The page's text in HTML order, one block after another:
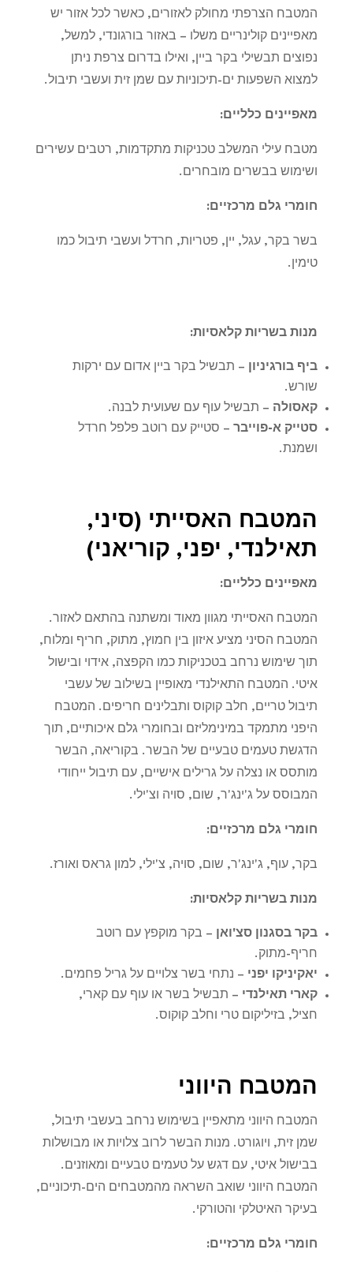
המטבח הצרפתי מחולק לאזורים, כאשר לכל אזור יש
מאפיינים קולינריים משלו – באזור בורגונדי, למשל,
נפוצים תבשילי בקר ביין, ואילו בדרום צרפת ניתן
למצוא השפעות ים-תיכוניות עם שמן זית ועשבי תיבול .
מאפיינים כלליים :
מטבח עילי המשלב טכניקות מתקדמות, רטבים עשירים
ושימוש בבשרים מובחרים .
חומרי גלם מרכזיים :
בשר בקר, עגל, יין, פטריות, חרדל ועשבי תיבול כמו
טימין .
מנות בשריות קלאסיות:
ביף בורגיניון – תבשיל בקר ביין אדום עם ירקות
שורש.
קאסולה – תבשיל עוף עם שעועית לבנה .
סטייק א-פוייבר – סטייק עם רוטב פלפל חרדל
ושמנת.
המטבח האסייתי (סיני,
תאילנדי, יפני, קוריאני)
מאפיינים כלליים :
המטבח האסייתי מגוון מאוד ומשתנה בהתאם לאזור.
המטבח הסיני מציע איזון בין חמוץ, מתוק, חריף ומלוח,
תוך שימוש נרחב בטכניקות כמו הקפצה, אידוי ובישול
איטי. המטבח התאילנדי מאופיין בשילוב של עשבי
תיבול טריים, חלב קוקוס ותבלינים חריפים. המטבח
היפני מתמקד במינימליזם ובחומרי גלם איכותיים, תוך
הדגשת טעמים טבעיים של הבשר. בקוריאה, הבשר
מותסס או נצלה על גרילים אישיים, עם תיבול ייחודי
המבוסס על ג'ינג'ר, שום, סויה וצ'ילי .
חומרי גלם מרכזיים :
בקר, עוף, ג'ינג'ר, שום, סויה, צ'ילי, למון גראס ואורז.
מנות בשריות קלאסיות:
בקר בסגנון סצ'ואן – בקר מוקפץ עם רוטב
חריף-מתוק .
יאקיניקו יפני – נתחי בשר צלויים על גריל פחמים .
קארי תאילנדי – תבשיל בשר או עוף עם קארי,
חציל, בזיליקום טרי וחלב קוקוס.
המטבח היווני
המטבח היווני מתאפיין בשימוש נרחב בעשבי תיבול,
שמן זית, ויוגורט. מנות הבשר לרוב צלויות או מבושלות
בבישול איטי, עם דגש על טעמים טבעיים ומאוזנים.
המטבח היווני שואב השראה מהמטבחים הים-תיכוניים,
בעיקר האיטלקי והטורקי .
חומרי גלם מרכזיים :